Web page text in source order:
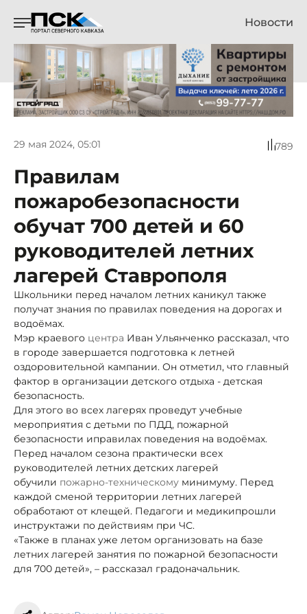
Новости
29 мая 2024, 05:01 789
Правилам
пожаробезопасности
обучат 700 детей и 60
руководителей летних
лагерей Ставрополя
Школьники перед началом летних каникул также
получат знания по правилах поведения на дорогах и
водоёмах.
Мэр краевого центра Иван Ульянченко рассказал, что
в городе завершается подготовка к летней
оздоровительной кампании. Он отметил, что главный
фактор в организации детского отдыха - детская
безопасность.
Для этого во всех лагерях проведут учебные
мероприятия с детьми по ПДД, пожарной
безопасности иправилах поведения на водоёмах.
Перед началом сезона практически всех
руководителей летних детских лагерей
обучили пожарно-техническому минимуму. Перед
каждой сменой территории летних лагерей
обработают от клещей. Педагоги и медикипрошли
инструктажи по действиям при ЧС.
«Также в планах уже летом организовать на базе
летних лагерей занятия по пожарной безопасности
для 700 детей», – рассказал градоначальник.